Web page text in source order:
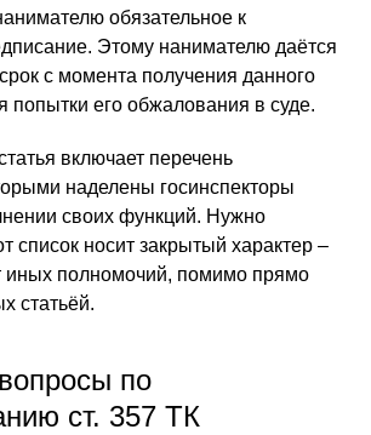
обязательное к
Этому нанимателю даётся
с момента получения данного
попытки его обжалования в суде.
включает перечень
наделены госинспекторы
своих функций. Нужно
список носит закрытый характер –
иных полномочий, помимо прямо
статьёй.
по
ст. 357 ТК